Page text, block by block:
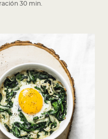
30 min.